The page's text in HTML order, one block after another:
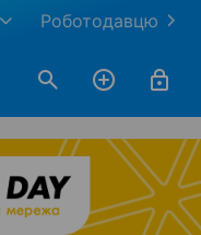
Роботодавцю